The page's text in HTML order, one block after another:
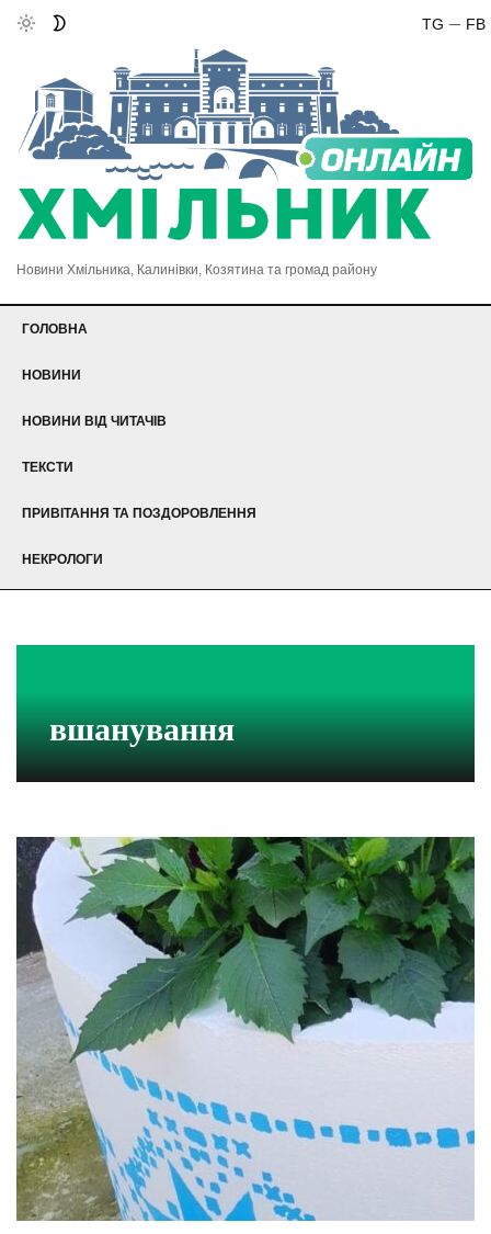
FB
TG
Новини Хмільника, Калинівки, Козятина та громад району
ГОЛОВНА
НОВИНИ
НОВИНИ ВІД ЧИТАЧІВ
ТЕКСТИ
ПРИВІТАННЯ ТА ПОЗДОРОВЛЕННЯ
НЕКРОЛОГИ
вшанування